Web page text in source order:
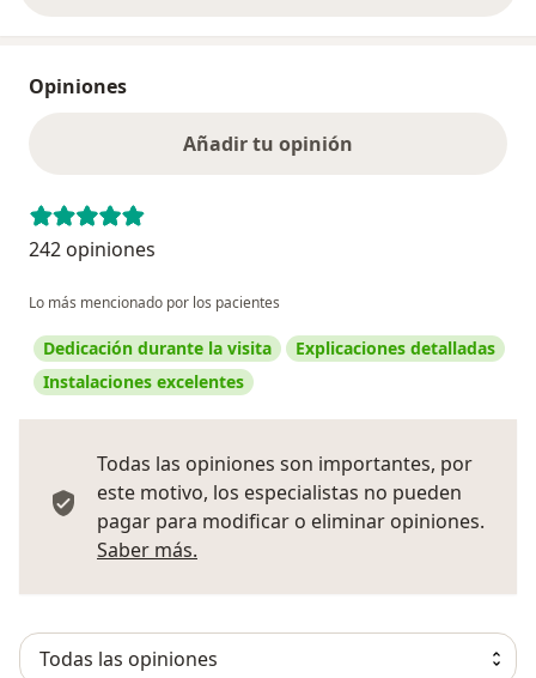
Opiniones
Añadir tu opinión
242 opiniones
Lo más mencionado por los pacientes
Dedicación durante la visita
Explicaciones detalladas
Instalaciones excelentes
Todas las opiniones son importantes, por
este motivo, los especialistas no pueden
pagar para modificar o eliminar opiniones.
Saber más.